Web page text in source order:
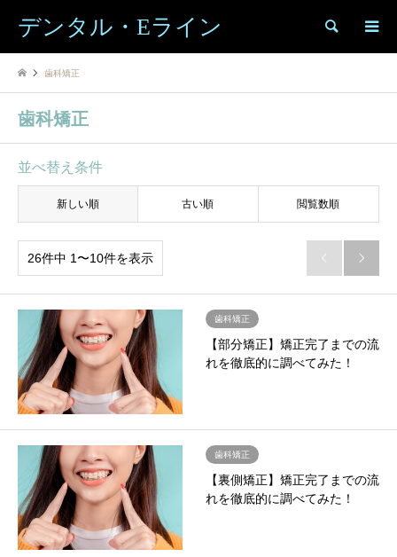
デンタル・Eライン 検索
歯科矯正
歯科矯正
並べ替え条件
新しい順 古い順 閲覧数順
26件中 1〜10件を表示  
歯科矯正
【部分矯正】矯正完了までの流
れを徹底的に調べてみた！
歯科矯正
【裏側矯正】矯正完了までの流
れを徹底的に調べてみた！